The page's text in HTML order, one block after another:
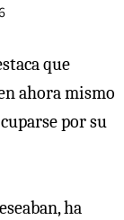
que
ahora mismo
por su
ha